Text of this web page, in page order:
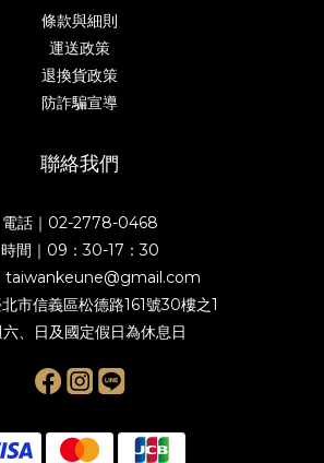
條款與細則
運送政策
退換貨政策
防詐騙宣導
聯絡我們
電話｜02-2778-0468
時間｜09：30-17：30
taiwankeune@gmail.com
市信義區松德路161號30樓之1
六、日及國定假日為休息日